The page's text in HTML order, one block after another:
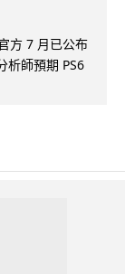
方 7 月已公布
析師預期 PS6